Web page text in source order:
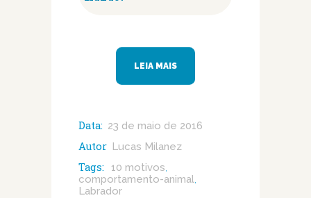
LEIA MAIS
Data: 23 de maio de 2016
Autor Lucas Milanez
Tags: 10 motivos,
comportamento-animal,
Labrador